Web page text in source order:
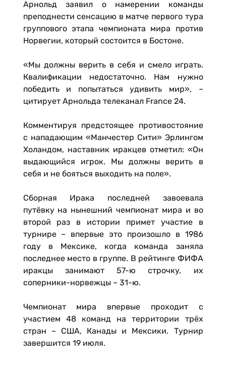
Арнольд заявил о намерении команды
преподнести сенсацию в матче первого тура
группового этапа чемпионата мира против
Норвегии, который состоится в Бостоне.
«Мы должны верить в себя и смело играть.
Квалификации недостаточно. Нам нужно
победить и попытаться удивить мир», –
цитирует Арнольда телеканал France 24.
Комментируя предстоящее противостояние
с нападающим «Манчестер Сити» Эрлингом
Холандом, наставник иракцев отметил: «Он
выдающийся игрок. Мы должны верить в
себя и не бояться выходить на поле».
Сборная Ирака последней завоевала
путёвку на нынешний чемпионат мира и во
второй раз в истории примет участие в
турнире – впервые это произошло в 1986
году в Мексике, когда команда заняла
последнее место в группе. В рейтинге ФИФА
иракцы занимают 57-ю строчку, их
соперники-норвежцы – 31-ю.
Чемпионат мира впервые проходит с
участием 48 команд на территории трёх
стран – США, Канады и Мексики. Турнир
завершится 19 июля.